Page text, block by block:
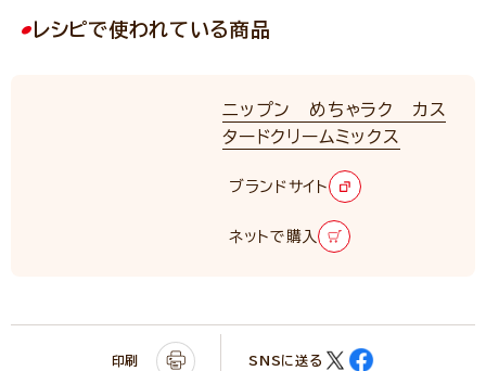
レシピで使われている商品
ニップン めちゃラク カス
タードクリームミックス
ブランドサイト
ネットで購入
印刷 SNSに送る